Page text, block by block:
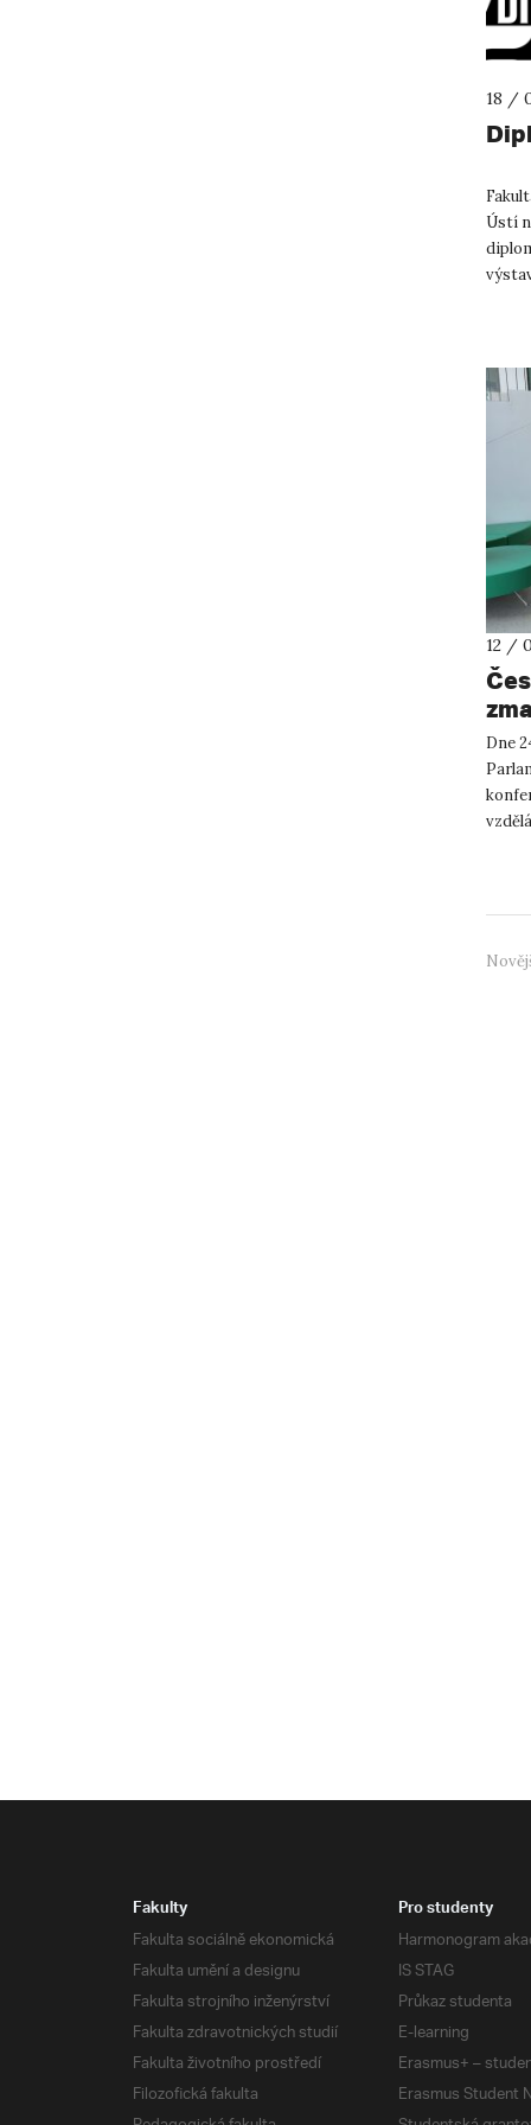
18 /
Ústí
12 /
Dne
Fakulty
Fakulta sociálně ekonomická
Fakulta umění a designu
Fakulta strojního inženýrství
Fakulta zdravotnických studií
Fakulta životního prostředí
Filozofická fakulta
Pro studenty
Harmonogram
IS STAG
Průkaz studenta
E-learning
Erasmus+ –
Erasmus Student